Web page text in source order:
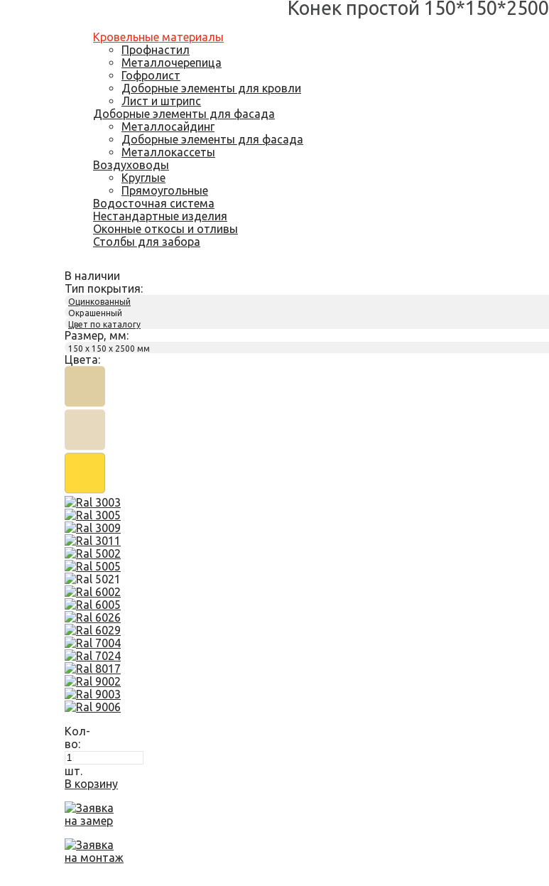
Конек простой 150*150*2500
Кровельные материалы
Профнастил
Металлочерепица
Гофролист
Доборные элементы для кровли
Лист и штрипс
Доборные элементы для фасада
Металлосайдинг
Доборные элементы для фасада
Металлокассеты
Воздуховоды
Круглые
Прямоугольные
Водосточная система
Нестандартные изделия
Оконные откосы и отливы
Столбы для забора
В наличии
Тип покрытия:
Оцинкованный
Окрашенный
Цвет по каталогу
Размер, мм:
150 х 150 х 2500 мм
Цвета:
Кол-
во:
шт.
В корзину
Заявка
на замер
Заявка
на монтаж